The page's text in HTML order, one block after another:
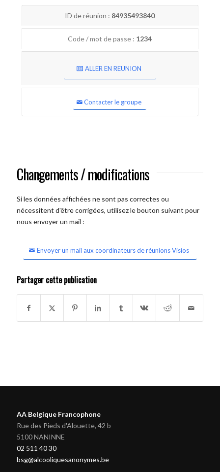
ID de réunion : 84935493840
Code / mot de passe : 1234
ALLER EN REUNION
Contacter le groupe
Changements / modifications
Si les données affichées ne sont pas correctes ou
nécessitent d'être corrigées, utilisez le bouton suivant pour
nous envoyer un mail :
Envoyer un mail aux coordinateurs de réunions Visios
Partager cette publication
AA Belgique Francophone
Rue des Pieds d'Alouette, 42 b
5100 NANINNE
02 511 40 30
bsg@alcooliquesanonymes.be